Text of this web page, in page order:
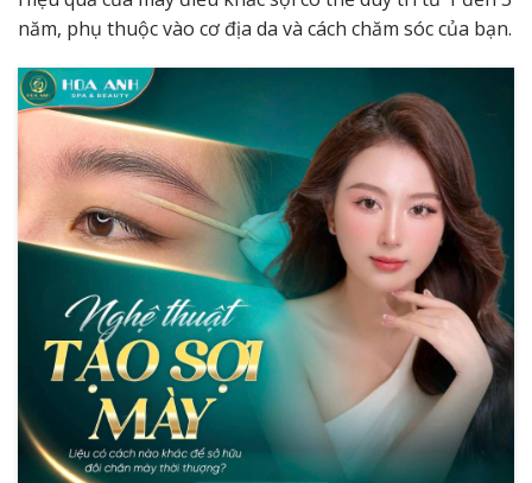
năm, phụ thuộc vào cơ địa da và cách chăm sóc của bạn.